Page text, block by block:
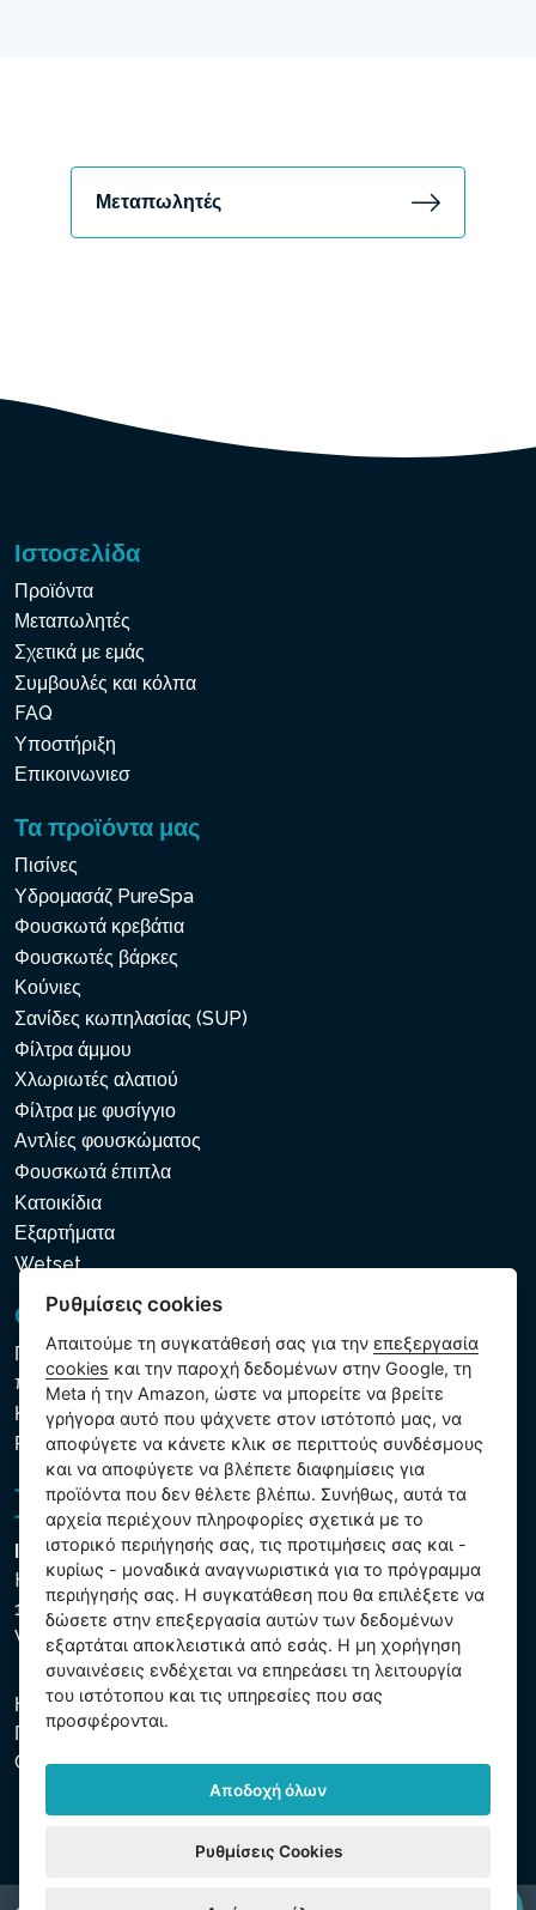
Μεταπωλητές
Ιστοσελίδα
Προϊόντα
Μεταπωλητές
Σχετικά με εμάς
Συμβουλές και κόλπα
FAQ
Υποστήριξη
Επικοινωνιεσ
Τα προϊόντα μας
Πισίνες
Υδρομασάζ PureSpa
Φουσκωτά κρεβάτια
Φουσκωτές βάρκες
Κούνιες
Σανίδες κωπηλασίας (SUP)
Φίλτρα άμμου
Χλωριωτές αλατιού
Φίλτρα με φυσίγγιο
Αντλίες φουσκώματος
Φουσκωτά έπιπλα
Κατοικίδια
Εξαρτήματα
Wetset
GDPR και Cookies
Πολιτική προστασίας προσωπικών και λοιπών δεδομένων
που υποβάλλονται σε επεξεργασία
Κανόνες χρήσης των αρχείων cookie
Ρυθμίσεις cookies
Intex Trading, s.r.o.
Hradecká 2526/3
130 00 Praha 3
Vinohrady - Česká republika
Η εταιρεία είναι εγγεγραμμένη στο Δημοτικό Δικαστήριο της
Πράγας, μέρος C, αύξ. αριθ. 74759. ΑΜΕ 26150808, ΑΦΜ
CZ26150808.
Ρυθμίσεις cookies
Απαιτούμε τη συγκατάθεσή σας για τηνεπεξεργασία
cookies και την παροχή δεδομένων στην Google, τη
Meta ή την Amazon, ώστε να μπορείτε να βρείτε
γρήγορα αυτό που ψάχνετε στον ιστότοπό μας, να
αποφύγετε να κάνετε κλικ σε περιττούς συνδέσμους
και να αποφύγετε να βλέπετε διαφημίσεις για
προϊόντα που δεν θέλετε βλέπω. Συνήθως, αυτά τα
αρχεία περιέχουν πληροφορίες σχετικά με το
ιστορικό περιήγησής σας, τις προτιμήσεις σας και -
κυρίως - μοναδικά αναγνωριστικά για το πρόγραμμα
περιήγησής σας. Η συγκατάθεση που θα επιλέξετε να
δώσετε στην επεξεργασία αυτών των δεδομένων
εξαρτάται αποκλειστικά από εσάς. Η μη χορήγηση
συναινέσεις ενδέχεται να επηρεάσει τη λειτουργία
του ιστότοπου και τις υπηρεσίες που σας
προσφέρονται.
Αποδοχή όλων
Ρυθμίσεις Cookies